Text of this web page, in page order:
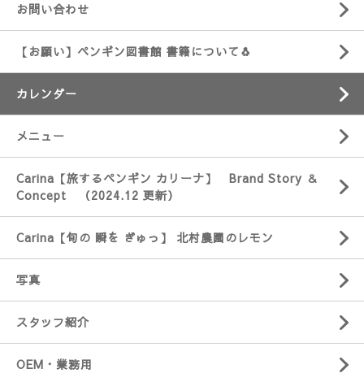
お問い合わせ
【お願い】ペンギン図書館 書籍について🐧
カレンダー
メニュー
Carina【旅するペンギン カリーナ】 Brand Story ＆
Concept （2024.12 更新）
Carina【旬の 瞬を ぎゅっ】 北村農園のレモン
写真
スタッフ紹介
OEM・業務用